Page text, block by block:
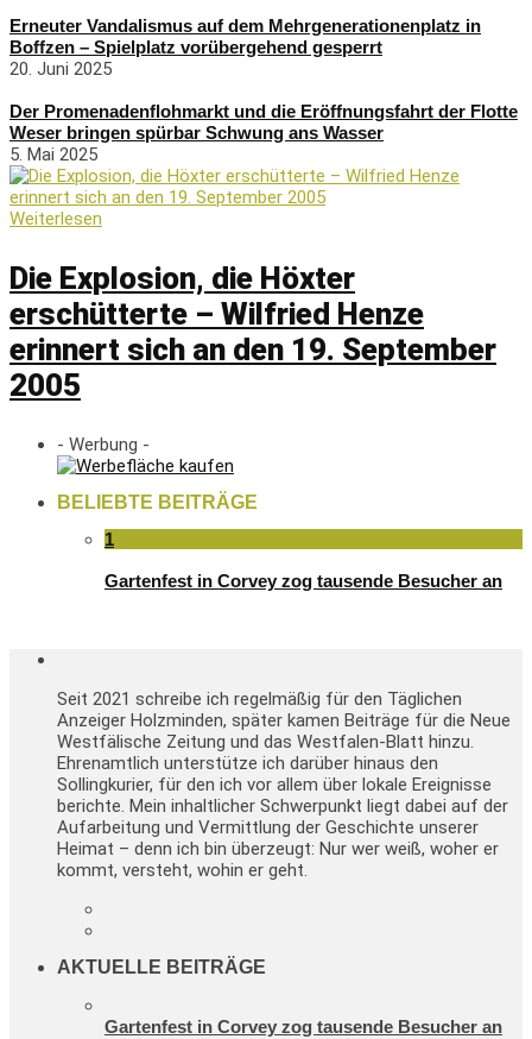
Erneuter Vandalismus auf dem Mehrgenerationenplatz in
Boffzen – Spielplatz vorübergehend gesperrt
20. Juni 2025
Der Promenadenflohmarkt und die Eröffnungsfahrt der Flotte
Weser bringen spürbar Schwung ans Wasser
5. Mai 2025
Weiterlesen
Die Explosion, die Höxter
erschütterte – Wilfried Henze
erinnert sich an den 19. September
2005
- Werbung -
BELIEBTE BEITRÄGE
1
Gartenfest in Corvey zog tausende Besucher an
Seit 2021 schreibe ich regelmäßig für den Täglichen
Anzeiger Holzminden, später kamen Beiträge für die Neue
Westfälische Zeitung und das Westfalen-Blatt hinzu.
Ehrenamtlich unterstütze ich darüber hinaus den
Sollingkurier, für den ich vor allem über lokale Ereignisse
berichte. Mein inhaltlicher Schwerpunkt liegt dabei auf der
Aufarbeitung und Vermittlung der Geschichte unserer
Heimat – denn ich bin überzeugt: Nur wer weiß, woher er
kommt, versteht, wohin er geht.
AKTUELLE BEITRÄGE
Gartenfest in Corvey zog tausende Besucher an